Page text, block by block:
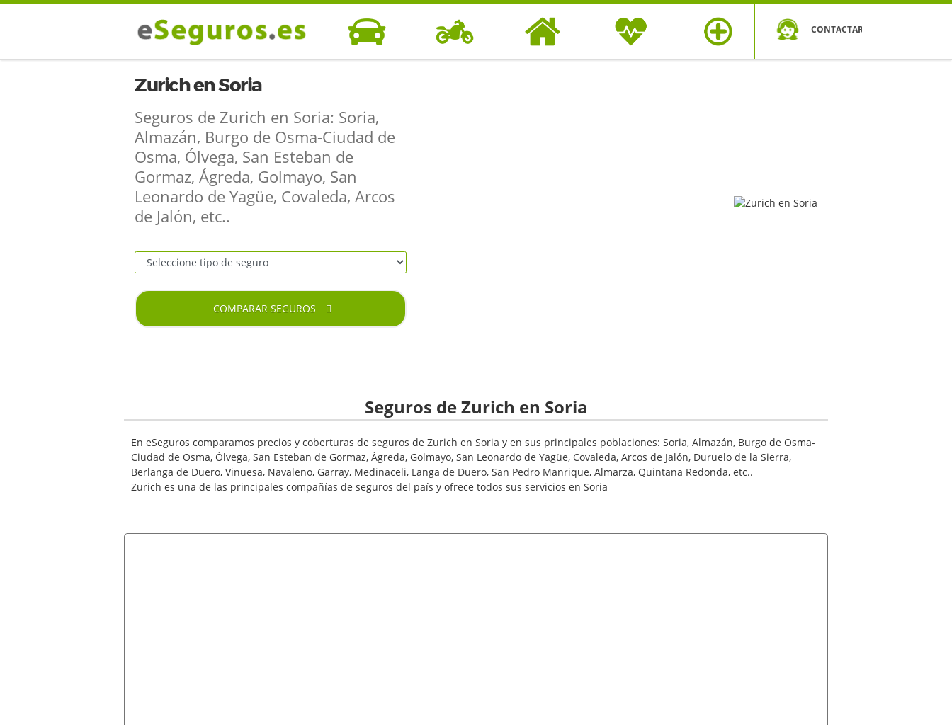
COCHE
CONTACTAR
Zurich en Soria
Seguros de Zurich en Soria: Soria,
Almazán, Burgo de Osma-Ciudad de
Osma, Ólvega, San Esteban de
Gormaz, Ágreda, Golmayo, San
Leonardo de Yagüe, Covaleda, Arcos
de Jalón, etc..
COMPARAR SEGUROS
Seguros de Zurich en Soria
En eSeguros comparamos precios y coberturas de seguros de Zurich en Soria y en sus principales poblaciones: Soria, Almazán, Burgo de Osma-
Ciudad de Osma, Ólvega, San Esteban de Gormaz, Ágreda, Golmayo, San Leonardo de Yagüe, Covaleda, Arcos de Jalón, Duruelo de la Sierra,
Berlanga de Duero, Vinuesa, Navaleno, Garray, Medinaceli, Langa de Duero, San Pedro Manrique, Almarza, Quintana Redonda, etc..
Zurich es una de las principales compañías de seguros del país y ofrece todos sus servicios en Soria